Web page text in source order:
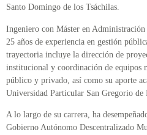
Santo Domingo de los Tsáchilas.
Ingeniero con Máster en Administración
25 años de experiencia en gestión
trayectoria incluye la dirección de
institucional y coordinación de equipos
público y privado, así como su aporte
Universidad Particular San Gregorio de
A lo largo de su carrera, ha
Gobierno Autónomo Descentralizado